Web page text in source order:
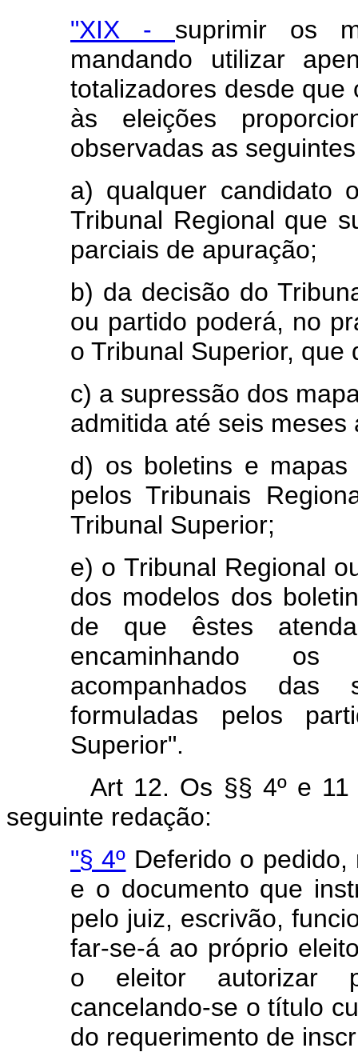
"XIX - suprimir os
mandando utilizar
totalizadores desde que
às eleições
observadas as
a) qualquer candidato
Tribunal Regional que
parciais de apuração;
b) da decisão do
ou partido poderá, no
o Tribunal Superior, que
c) a supressão dos
admitida até seis
d) os boletins e mapas
pelos Tribunais
Tribunal Superior;
e) o Tribunal Regional
dos modelos dos
de que êstes
encaminhando
acompanhados das
formuladas pelos
Superior".
Art 12. Os §§ 4º e
seguinte redação:
"§ 4º Deferido o
e o documento que
pelo juiz, escrivão,
far-se-á ao próprio
o eleitor autorizar
cancelando-se o título
do requerimento de